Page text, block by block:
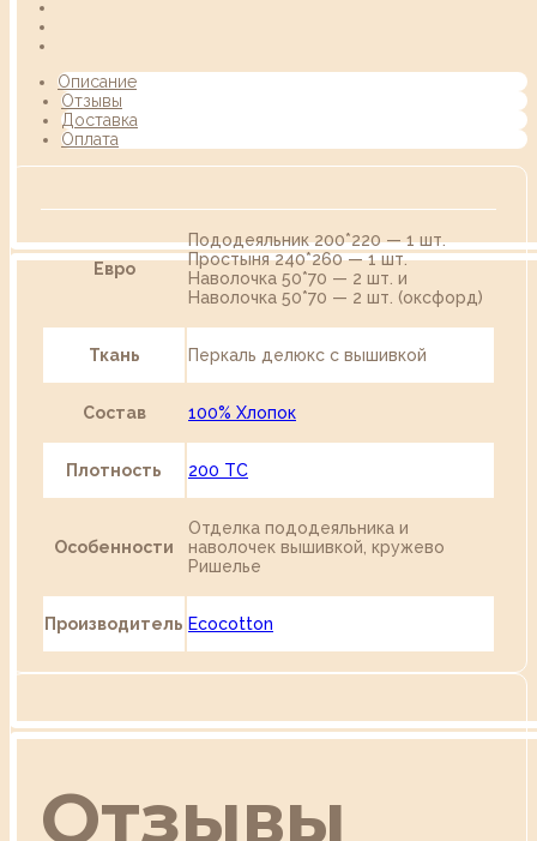
Описание
Отзывы
Доставка
Оплата
Евро
Пододеяльник 200*220 — 1 шт.
Простыня 240*260 — 1 шт.
Наволочка 50*70 — 2 шт. и
Наволочка 50*70 — 2 шт. (оксфорд)
Ткань Перкаль делюкс с вышивкой
Состав 100% Хлопок
Плотность 200 TC
Особенности
Отделка пододеяльника и
наволочек вышивкой, кружево
Ришелье
Производитель Ecocotton
Отзывы